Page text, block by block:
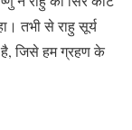
तभी से राहु सूर्य
जिसे हम ग्रहण के